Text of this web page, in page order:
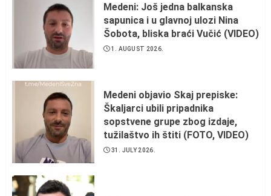
Medeni: Još jedna balkanska
sapunica i u glavnoj ulozi Nina
Šobota, bliska braći Vučić (VIDEO)
1. AUGUST 2026.
Medeni objavio Skaj prepiske:
Škaljarci ubili pripadnika
sopstvene grupe zbog izdaje,
tužilaštvo ih štiti (FOTO, VIDEO)
31. JULY 2026.